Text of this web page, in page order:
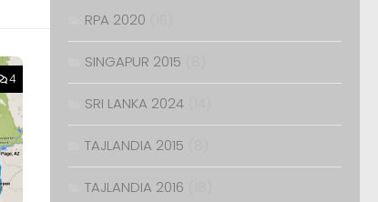
4
RPA 2020
SINGAPUR 2015
SRI LANKA 2024
TAJLANDIA 2015
TAJLANDIA 2016